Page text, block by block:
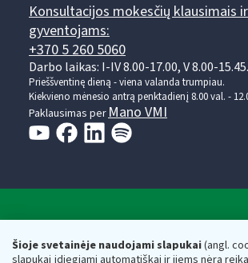
Šioje svetainėje naudojami slapukai(angl.
slapukai įdiegiami automatiškai ir jiems nėra
Konsultacijos mokesčių klausimais
gyventojams:
+370 5 260 5060
Darbo laikas: I-IV 8.00-17.00, V 8.00-15.45.
Prieššventinę dieną - viena valanda trumpiau.
Kiekvieno mėnesio antrą penktadienį 8.00 val. -
Paklausimas per Mano VMI
Respublikos finansų ministerijos